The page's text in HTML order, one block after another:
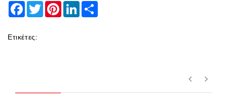
Facebook
TwitterPinterestLinkedIn
Ετικέτες: